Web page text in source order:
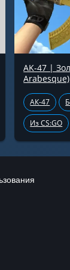
AK-47 |
Arabesque)
АК-47
Из CS:GO